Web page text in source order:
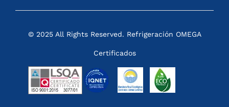
© 2025 All Rights Reserved. Refrigeración OMEGA
Certificados